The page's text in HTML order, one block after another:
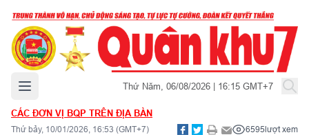
Mở menu chính Thứ Năm, 06/08/2026 | 16:15 GMT+7
CÁC ĐƠN VỊ BQP TRÊN ĐỊA BÀN
Thứ bảy, 10/01/2026, 16:53 (GMT+7) 6595lượt xem